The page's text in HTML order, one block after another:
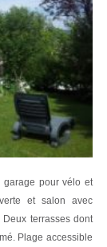
garage pour vélo et
et salon avec
terrasses dont
Plage accessible